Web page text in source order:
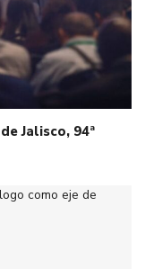
Jalisco, 94ª